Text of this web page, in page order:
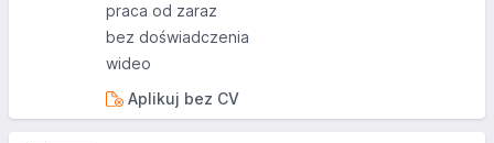
praca od zaraz
bez doświadczenia
wideo
Aplikuj bez CV